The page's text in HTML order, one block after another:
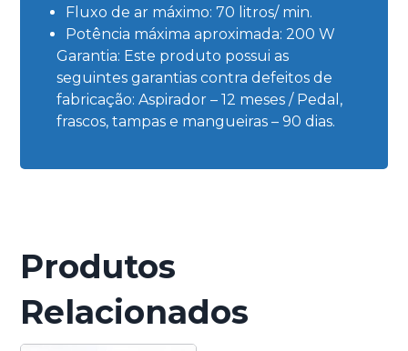
Fluxo de ar máximo: 70 litros/ min.
Potência máxima aproximada: 200 W
Garantia: Este produto possui as
seguintes garantias contra defeitos de
fabricação: Aspirador – 12 meses / Pedal,
frascos, tampas e mangueiras – 90 dias.
Produtos
Relacionados